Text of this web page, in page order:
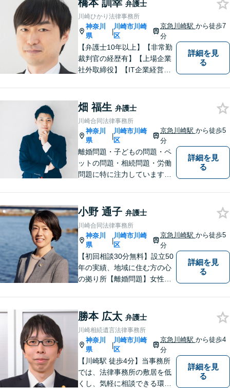
どんな事案でも、依頼者様の
状況をしっかり把握し、ご希
望される解決へと尽力しま
す。
橋本 訓幸 弁護士
川崎ひかり法律事務所
神奈川
県
|
川崎市川崎
区
京急川崎駅 から徒歩7
分
【弁護士10年以上】【非常勤
裁判官の経歴有】【上場企業
社外取締役】【IT企業経営】
婚問題は、財産分与や慰謝料
請求に強みあり。そのほか、
交通事故・借金・企業法務に
も幅広く対応【当日・休日・
夜間相談可】
詳細を見
る
畑 福生 弁護士
川崎合同法律事務所
神奈川
県
|
川崎市川崎
区
京急川崎駅 から徒歩5
分
離婚問題・子どもの問題・ペ
ットの問題・相続問題・労働
問題に特に注力しています。
詳細を見
る
小野 通子 弁護士
川崎合同法律事務所
神奈川
県
|
川崎市川崎
区
京急川崎駅 から徒歩5
分
【初回相談30分無料】設立50
年の実績、地域に住む方の心
の拠り所【離婚問題】女性弁
イスを【労働問題】労働者側
に特化 精神的なケアも視野
に入れて、真摯に対応します
【京急川崎駅4分】【休日面談
OK】
詳細を見
る
勝本 広太 弁護士
川崎相続遺言法律事務所
神奈川
県
|
川崎市川崎
区
京急川崎駅 から徒歩4
分
【川崎駅 徒歩4分】当事務所
では、法律事務所の敷居を低
くし、気軽に相談できる環境
詳細を見
る